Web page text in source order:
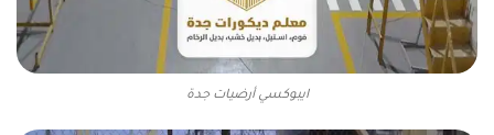
ايبوكسي أرضيات جدة